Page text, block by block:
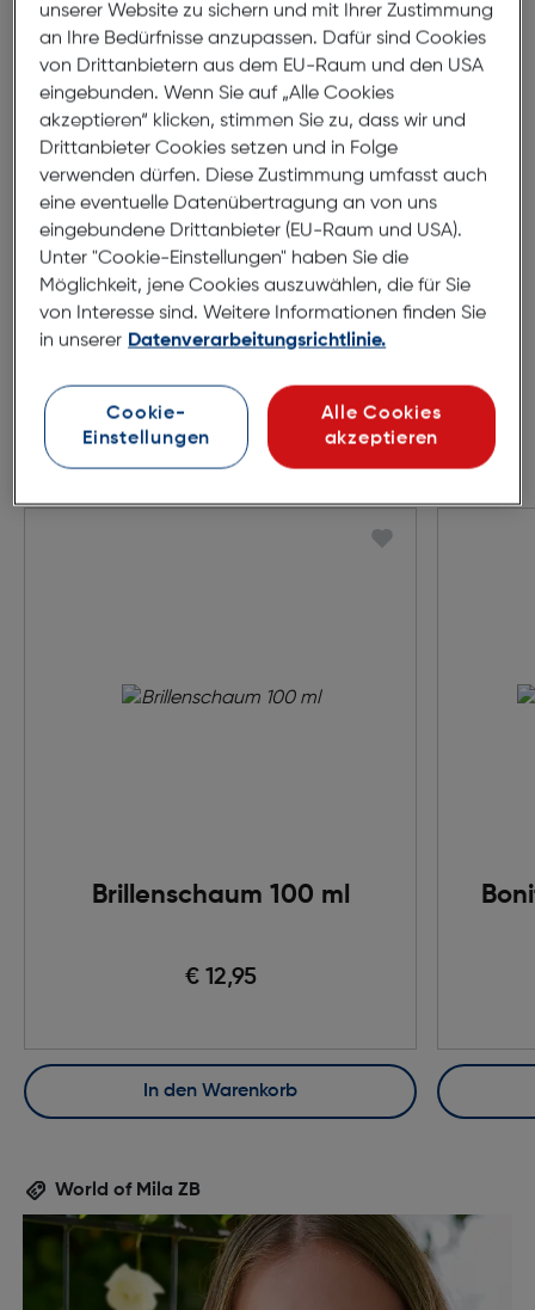
20mm
51mm
140mm
Brillenschaum 100 ml
€ 12,95
In den Warenkorb
World of Mila ZB
unserer Website zu sichern und mit Ihrer Zustimmung
an Ihre Bedürfnisse anzupassen. Dafür sind Cookies
von Drittanbietern aus dem EU-Raum und den USA
eingebunden. Wenn Sie auf „Alle Cookies
akzeptieren“ klicken, stimmen Sie zu, dass wir und
Drittanbieter Cookies setzen und in Folge
verwenden dürfen. Diese Zustimmung umfasst auch
eine eventuelle Datenübertragung an von uns
eingebundene Drittanbieter (EU-Raum und USA).
Unter "Cookie-Einstellungen" haben Sie die
Möglichkeit, jene Cookies auszuwählen, die für Sie
von Interesse sind. Weitere Informationen finden Sie
in unserer Datenverarbeitungsrichtlinie.
Cookie-
Einstellungen
Alle Cookies
akzeptieren